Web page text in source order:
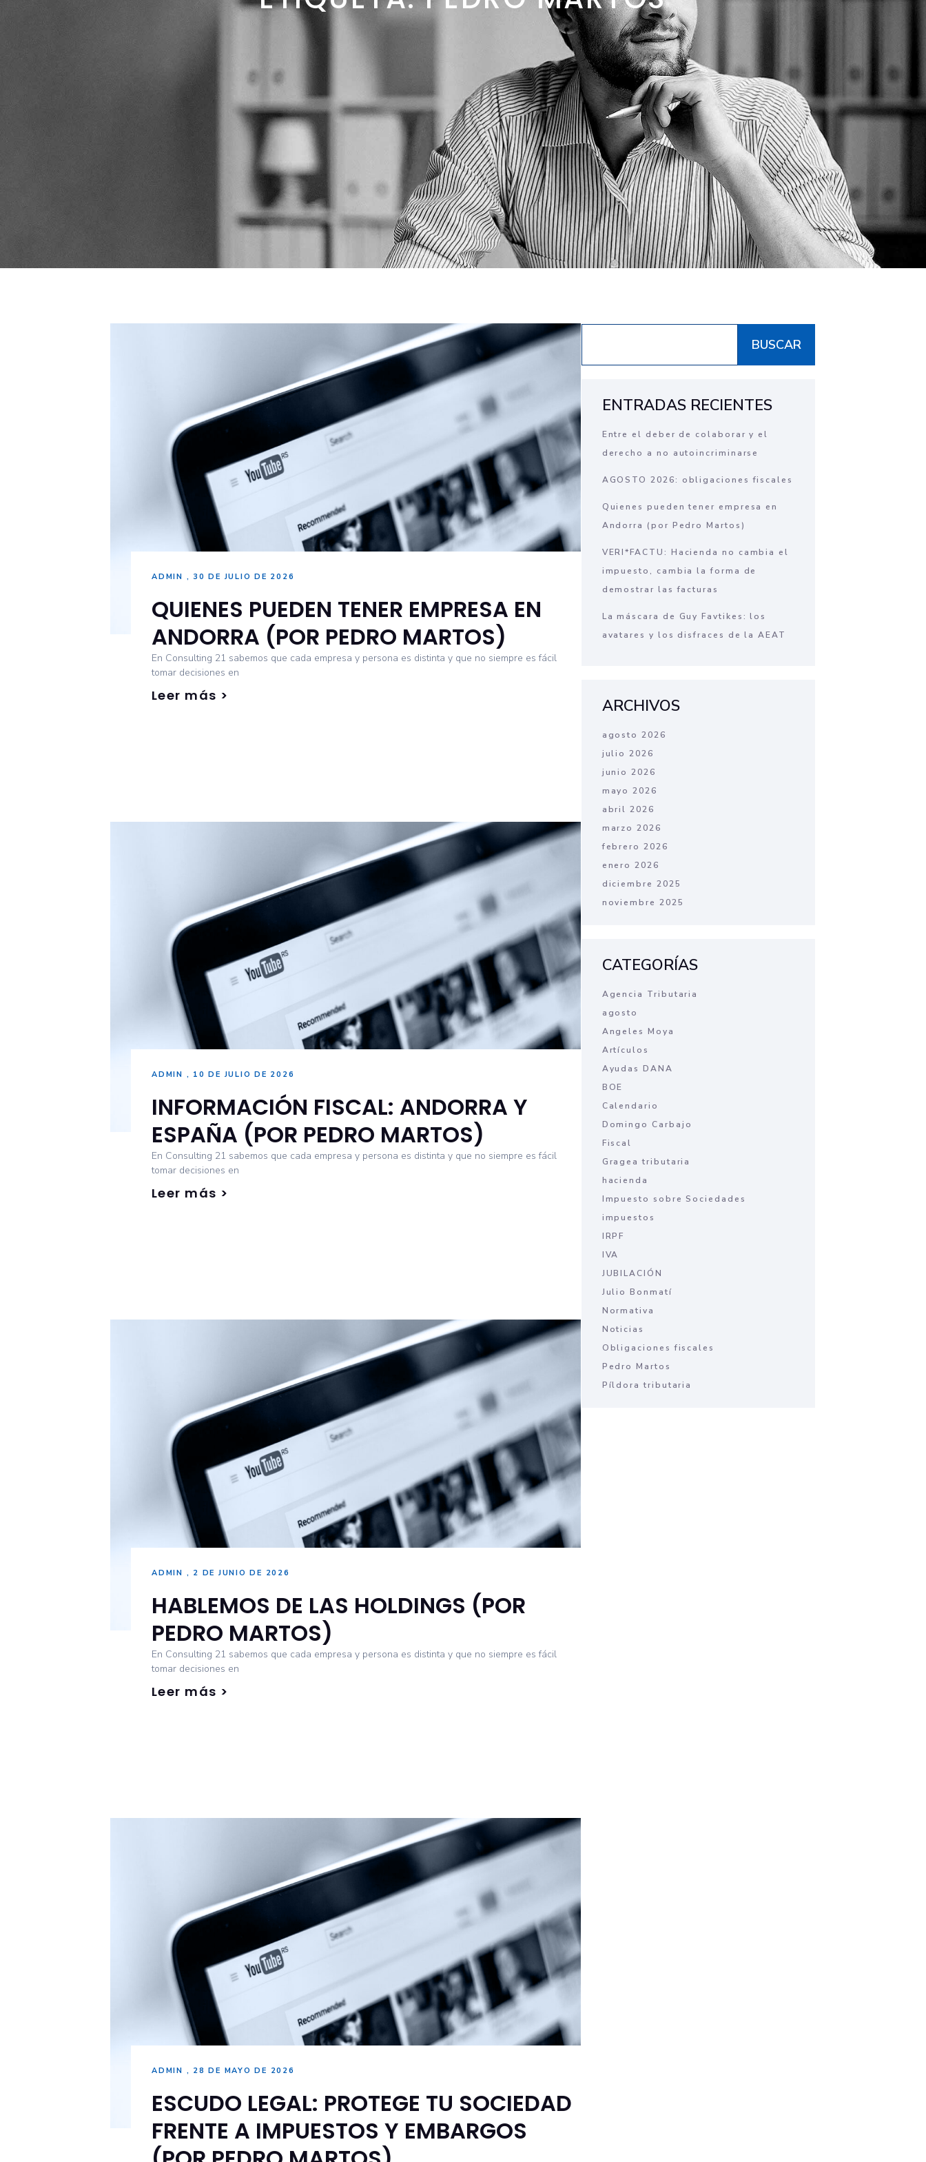
QUIENES PUEDEN TENER EMPRESA EN
ANDORRA (POR PEDRO MARTOS)
ADMIN 30 DE JULIO DE 2026
En Consulting 21 sabemos que cada empresa y persona es distinta y que no siempre es fácil
tomar decisiones en
Leer más >
INFORMACIÓN FISCAL: ANDORRA Y
ESPAÑA (POR PEDRO MARTOS)
ADMIN 10 DE JULIO DE 2026
En Consulting 21 sabemos que cada empresa y persona es distinta y que no siempre es fácil
tomar decisiones en
Leer más >
HABLEMOS DE LAS HOLDINGS (POR
PEDRO MARTOS)
ADMIN 2 DE JUNIO DE 2026
En Consulting 21 sabemos que cada empresa y persona es distinta y que no siempre es fácil
tomar decisiones en
Leer más >
ESCUDO LEGAL: PROTEGE TU SOCIEDAD
FRENTE A IMPUESTOS Y EMBARGOS
ADMIN 28 DE MAYO DE 2026
BUSCAR
ENTRADAS RECIENTES
Entre el deber de colaborar y el
derecho a no autoincriminarse
AGOSTO 2026: obligaciones fiscales
Quienes pueden tener empresa en
Andorra (por Pedro Martos)
VERI*FACTU: Hacienda no cambia el
impuesto, cambia la forma de
demostrar las facturas
La máscara de Guy Favtikes: los
avatares y los disfraces de la AEAT
ARCHIVOS
agosto 2026
julio 2026
junio 2026
mayo 2026
abril 2026
marzo 2026
febrero 2026
enero 2026
diciembre 2025
noviembre 2025
CATEGORÍAS
Agencia Tributaria
agosto
Angeles Moya
Artículos
Ayudas DANA
BOE
Calendario
Domingo Carbajo
Fiscal
Gragea tributaria
hacienda
Impuesto sobre Sociedades
impuestos
IRPF
IVA
JUBILACIÓN
Julio Bonmatí
Normativa
Noticias
Obligaciones fiscales
Pedro Martos
Píldora tributaria